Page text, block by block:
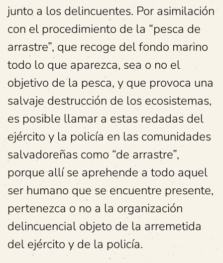
junto a los delincuentes. Por asimilación
con el procedimiento de la “pesca de
arrastre”, que recoge del fondo marino
todo lo que aparezca, sea o no el
objetivo de la pesca, y que provoca una
salvaje destrucción de los ecosistemas,
es posible llamar a estas redadas del
ejército y la policía en las comunidades
salvadoreñas como “de arrastre”,
porque allí se aprehende a todo aquel
ser humano que se encuentre presente,
pertenezca o no a la organización
delincuencial objeto de la arremetida
del ejército y de la policía.